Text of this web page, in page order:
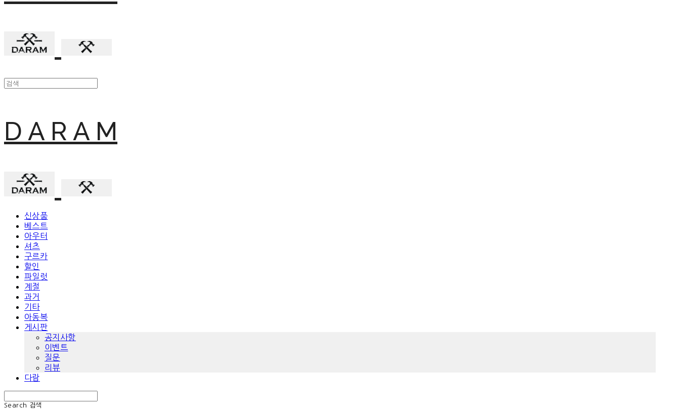
D A R A M
신상품
베스트
아우터
셔츠
구르카
할인
파일럿
계절
과거
기타
아동복
게시판
공지사항
이벤트
질문
리뷰
다람
Search
검색